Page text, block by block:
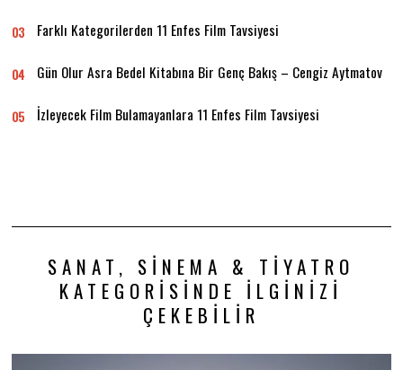
03 Farklı Kategorilerden 11 Enfes Film Tavsiyesi
04 Gün Olur Asra Bedel Kitabına Bir Genç Bakış – Cengiz Aytmatov
05 İzleyecek Film Bulamayanlara 11 Enfes Film Tavsiyesi
SANAT, SINEMA & TIYATRO
KATEGORISINDE İLGINIZI
ÇEKEBILIR